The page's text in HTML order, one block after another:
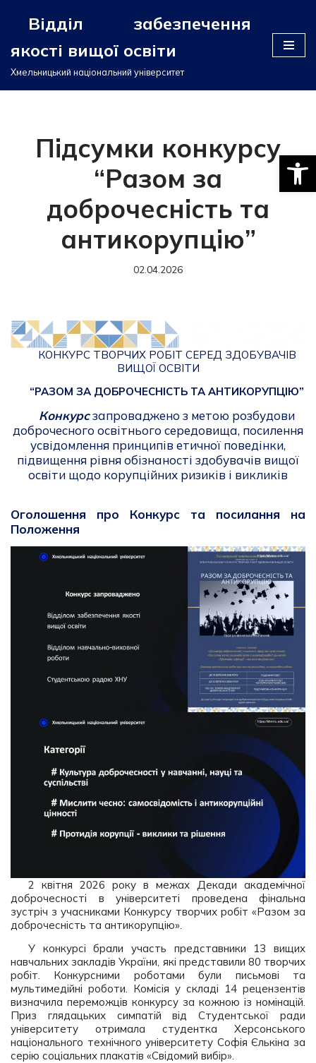
до
вмісту
Відділ забезпечення
якості вищої освіти
Хмельницький національний університет
Підсумки конкурсу
“Разом за
доброчесність та
антикорупцію”
02.04.2026
КОНКУРС ТВОРЧИХ РОБІТ СЕРЕД ЗДОБУВАЧІВ
ВИЩОЇ ОСВІТИ
“РАЗОМ ЗА ДОБРОЧЕСНІСТЬ ТА АНТИКОРУПЦІЮ”
Конкурсзапроваджено з метою розбудови
доброчесного освітнього середовища, посилення
усвідомлення принципів етичної поведінки,
підвищення рівня обізнаності здобувачів вищої
освіти щодо корупційних ризиків і викликів
Оголошення про Конкурс та посилання на
Положення
2 квітня 2026 року в межах Декади академічної
доброчесності в університеті проведена фінальна
зустріч з учасниками Конкурсу творчих робіт «Разом за
доброчесність та антикорупцію».
У конкурсі брали участь представники 13 вищих
навчальних закладів України, які представили 80 творчих
робіт. Конкурсними роботами були письмові та
мультимедійні роботи. Комісія у складі 14 рецензентів
визначила переможців конкурсу за кожною із номінацій.
Приз глядацьких симпатій від Студентської ради
університету отримала студентка Херсонського
національного технічного університету Софія Єлькіна за
серію соціальних плакатів «Свідомий вибір».